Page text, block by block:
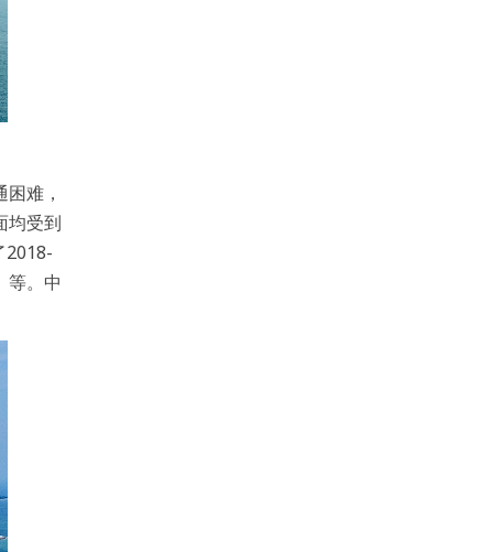
难，
均受到
2018-
等。中